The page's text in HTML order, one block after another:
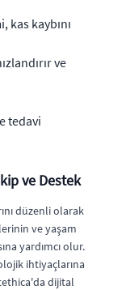
kas kaybını
ve
tedavi
ve Destek
düzenli olarak
ve yaşam
yardımcı olur.
ihtiyaçlarına
dijital